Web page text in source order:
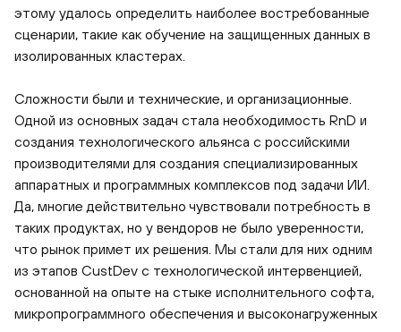
этому удалось определить наиболее востребованные
сценарии, такие как обучение на защищенных данных в
изолированных кластерах.
Сложности были и технические, и организационные.
Одной из основных задач стала необходимость RnD и
создания технологического альянса с российскими
производителями для создания специализированных
аппаратных и программных комплексов под задачи ИИ.
Да, многие действительно чувствовали потребность в
таких продуктах, но у вендоров не было уверенности,
что рынок примет их решения. Мы стали для них одним
из этапов CustDev с технологической интервенцией,
основанной на опыте на стыке исполнительного софта,
микропрограммного обеспечения и высоконагруженных